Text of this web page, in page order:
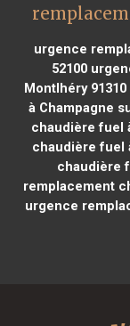
urgence
52100
Montlhéry 91310
à Champagne
chaudière fuel
chaudière fuel
chaudière
remplacement
urgence